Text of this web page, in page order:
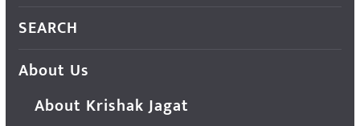
SEARCH
About Us
About Krishak Jagat